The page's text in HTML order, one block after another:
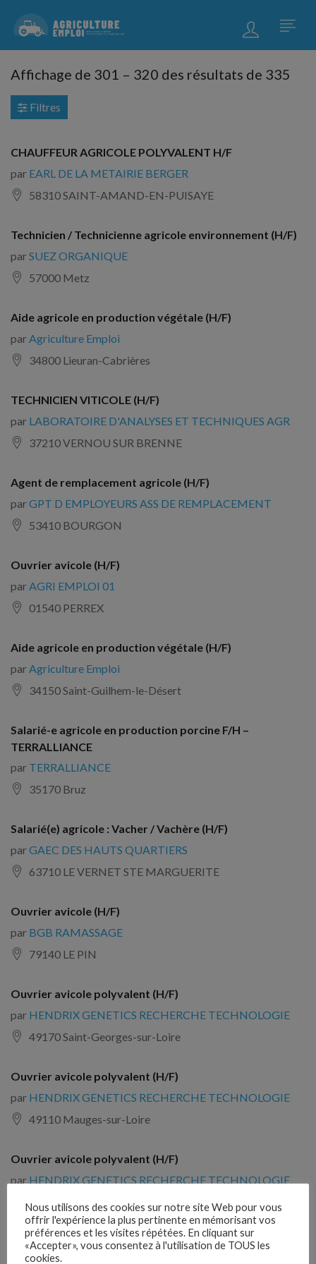
Affichage de 301 – 320 des résultats de 335
Filtres
CHAUFFEUR AGRICOLE POLYVALENT H/F
par EARL DE LA METAIRIE BERGER
58310 SAINT-AMAND-EN-PUISAYE
Technicien / Technicienne agricole environnement (H/F)
parSUEZ ORGANIQUE
57000 Metz
Aide agricole en production végétale (H/F)
parAgriculture Emploi
34800 Lieuran-Cabrières
TECHNICIEN VITICOLE (H/F)
par LABORATOIRE D'ANALYSES ET TECHNIQUES AGR
37210 VERNOU SUR BRENNE
Agent de remplacement agricole (H/F)
parGPT D EMPLOYEURS ASS DE REMPLACEMENT
53410 BOURGON
Ouvrier avicole (H/F)
parAGRI EMPLOI 01
01540 PERREX
Aide agricole en production végétale (H/F)
parAgriculture Emploi
34150 Saint-Guilhem-le-Désert
Salarié-e agricole en production porcine F/H –
TERRALLIANCE
par TERRALLIANCE
35170 Bruz
Salarié(e) agricole : Vacher / Vachère (H/F)
parGAEC DES HAUTS QUARTIERS
63710 LE VERNET STE MARGUERITE
Ouvrier avicole (H/F)
par BGB RAMASSAGE
79140 LE PIN
Ouvrier avicole polyvalent (H/F)
par HENDRIX GENETICS RECHERCHE TECHNOLOGIE
49170 Saint-Georges-sur-Loire
Ouvrier avicole polyvalent (H/F)
par HENDRIX GENETICS RECHERCHE TECHNOLOGIE
49110 Mauges-sur-Loire
Ouvrier avicole polyvalent (H/F)
par HENDRIX GENETICS RECHERCHE TECHNOLOGIE
49120 Chemillé-en-Anjou
Ouvrier/Ouvrière avicole F/H
Nous utilisons des cookies sur notre site Web pour vous
offrir l'expérience la plus pertinente en mémorisant vos
préférences et les visites répétées. En cliquant sur
«Accepter», vous consentez à l'utilisation de TOUS les
cookies.